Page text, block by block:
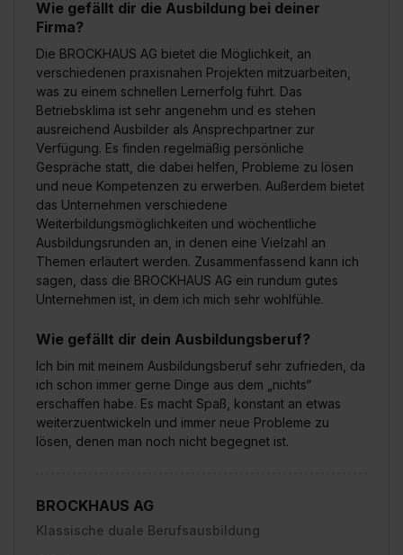
Wie gefällt dir die Ausbildung bei deiner
Firma?
Die BROCKHAUS AG bietet die Möglichkeit, an
verschiedenen praxisnahen Projekten mitzuarbeiten,
was zu einem schnellen Lernerfolg führt. Das
Betriebsklima ist sehr angenehm und es stehen
ausreichend Ausbilder als Ansprechpartner zur
Verfügung. Es finden regelmäßig persönliche
Gespräche statt, die dabei helfen, Probleme zu lösen
und neue Kompetenzen zu erwerben. Außerdem bietet
das Unternehmen verschiedene
Weiterbildungsmöglichkeiten und wöchentliche
Ausbildungsrunden an, in denen eine Vielzahl an
Themen erläutert werden. Zusammenfassend kann ich
sagen, dass die BROCKHAUS AG ein rundum gutes
Unternehmen ist, in dem ich mich sehr wohlfühle.
Wie gefällt dir dein Ausbildungsberuf?
Ich bin mit meinem Ausbildungsberuf sehr zufrieden, da
ich schon immer gerne Dinge aus dem „nichts“
erschaffen habe. Es macht Spaß, konstant an etwas
weiterzuentwickeln und immer neue Probleme zu
lösen, denen man noch nicht begegnet ist.
BROCKHAUS AG
Klassische duale Berufsausbildung